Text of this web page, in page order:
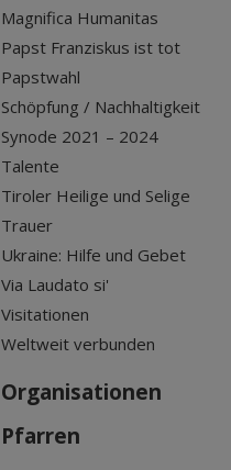
Magnifica Humanitas
Papst Franziskus ist tot
Papstwahl
Schöpfung / Nachhaltigkeit
Synode 2021 – 2024
Talente
Tiroler Heilige und Selige
Trauer
Ukraine: Hilfe und Gebet
Via Laudato si'
Visitationen
Weltweit verbunden
Organisationen
Pfarren